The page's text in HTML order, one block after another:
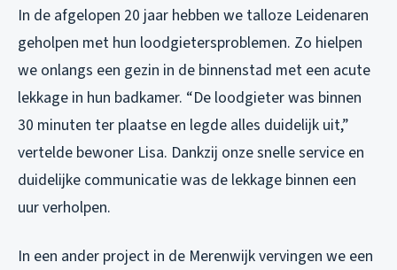
In de afgelopen 20 jaar hebben we talloze Leidenaren
geholpen met hun loodgietersproblemen. Zo hielpen
we onlangs een gezin in de binnenstad met een acute
lekkage in hun badkamer. “De loodgieter was binnen
30 minuten ter plaatse en legde alles duidelijk uit,”
vertelde bewoner Lisa. Dankzij onze snelle service en
duidelijke communicatie was de lekkage binnen een
uur verholpen.
In een ander project in de Merenwijk vervingen we een